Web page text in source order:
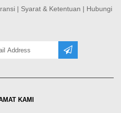
| Syarat & Ketentuan | Hubungi
KAMI